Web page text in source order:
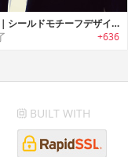
ShieldX｜シールドモチーフデザインマルチツール機能搭載キーホルダー「シールドX」
+636
BUILT WITH